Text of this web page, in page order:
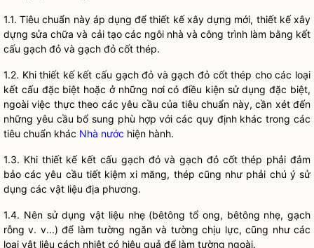
1.1. Tiêu chuẩn này áp dụng để thiết kế xây dựng mới, thiết kế xây
dựng sửa chữa và cải tạo các ngôi nhà và công trình làm bằng kết
cấu gạch đỏ và gạch đỏ cốt thép.
1.2. Khi thiết kế kết cấu gạch đỏ và gạch đỏ cốt thép cho các loại
kết cấu đặc biệt hoặc ở những nơi có điều kiện sử dụng đặc biệt,
ngoài việc thực theo các yêu cầu của tiêu chuẩn này, cần xét đến
những yêu cầu bổ sung phù hợp với các quy định khác trong các
tiêu chuẩn khác Nhà nước hiện hành.
1.3. Khi thiết kế kết cấu gạch đỏ và gạch đỏ cốt thép phải đảm
bảo các yêu cầu tiết kiệm xi măng, thép cũng như phải chú ý sử
dụng các vật liệu địa phương.
1.4. Nên sử dụng vật liệu nhẹ (bêtông tổ ong, bêtông nhẹ, gạch
rỗng v. v...) để làm tường ngăn và tường chịu lực, cũng như các
loại vật liệu cách nhiệt có hiệu quả để làm tường ngoài.